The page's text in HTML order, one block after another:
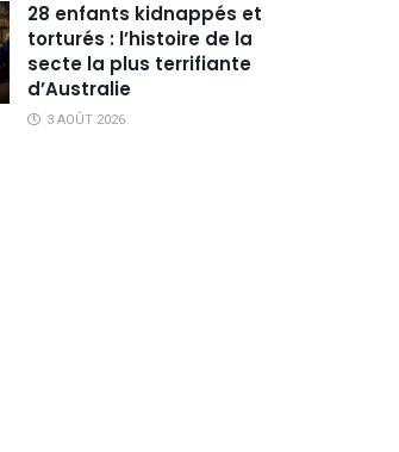
28 enfants kidnappés et
torturés : l’histoire de la
secte la plus terrifiante
d’Australie
3 AOÛT 2026